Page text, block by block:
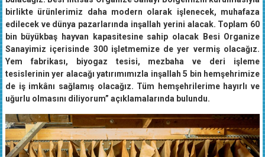
birlikte ürünlerimiz daha modern olarak işlenecek, muhafaza
edilecek ve dünya pazarlarında inşallah yerini alacak. Toplam 60
bin büyükbaş hayvan kapasitesine sahip olacak Besi Organize
Sanayimiz içerisinde 300 işletmemize de yer vermiş olacağız.
Yem fabrikası, biyogaz tesisi, mezbaha ve deri işleme
tesislerinin yer alacağı yatırımımızla inşallah 5 bin hemşehrimize
de iş imkânı sağlamış olacağız. Tüm hemşehrilerime hayırlı ve
uğurlu olmasını diliyorum” açıklamalarında bulundu.